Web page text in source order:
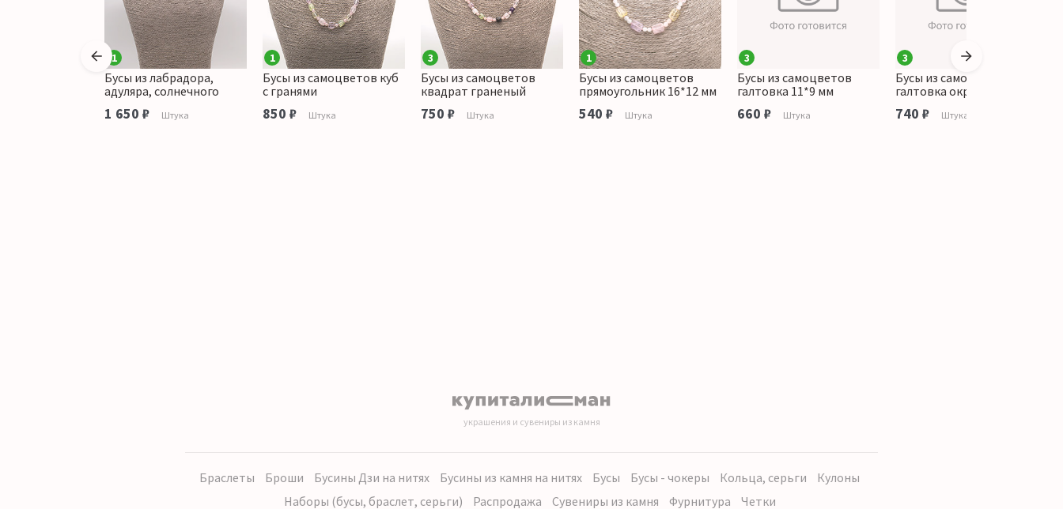
1
Бусы из лабрадора,
адуляра, солнечного
1 650 ₽ Штука
1
Бусы из самоцветов куб
с гранями
850 ₽ Штука
3
Бусы из самоцветов
квадрат граненый
750 ₽ Штука
1
Бусы из самоцветов
прямоугольник 16*12 мм
540 ₽ Штука
3
Бусы из самоцветов
галтовка 11*9 мм
660 ₽ Штука
3
Бусы из самоцветов
галтовка округлая 12 мм
740 ₽ Штука
украшения и сувениры из камня
Браслеты Броши Бусины Дзи на нитях Бусины из камня на нитях Бусы Бусы - чокеры Кольца, серьги
Кулоны
Наборы (бусы, браслет, серьги)
Распродажа Сувениры из камня Фурнитура Четки